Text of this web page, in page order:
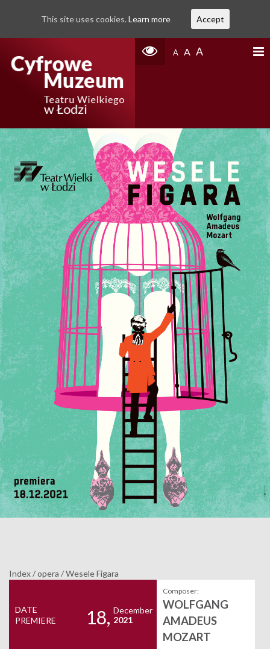
A A A
Index/opera /Wesele Figara
DATE
PREMIERE
18, December
2021
Composer:
WOLFGANG
AMADEUS
MOZART
This site uses cookies. Learn more Accept